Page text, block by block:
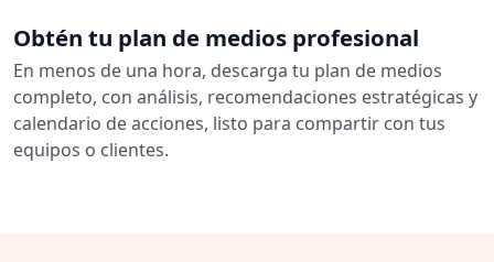
Obtén tu plan de medios profesional
En menos de una hora, descarga tu plan de medios
completo, con análisis, recomendaciones estratégicas y
calendario de acciones, listo para compartir con tus
equipos o clientes.